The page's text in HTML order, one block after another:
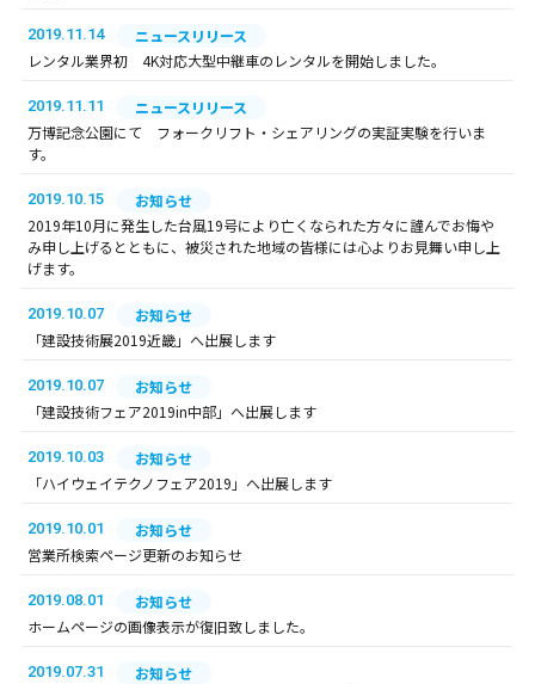
2019.11.14
ニュースリリース
レンタル業界初 4K対応大型中継車のレンタルを開始しました。
2019.11.11
ニュースリリース
万博記念公園にて フォークリフト・シェアリングの実証実験を行いま
す。
2019.10.15
お知らせ
2019年10月に発生した台風19号により亡くなられた方々に謹んでお悔や
み申し上げるとともに、被災された地域の皆様には心よりお見舞い申し上
げます。
2019.10.07
お知らせ
「建設技術展2019近畿」へ出展します
2019.10.07
お知らせ
「建設技術フェア2019in中部」へ出展します
2019.10.03
お知らせ
「ハイウェイテクノフェア2019」へ出展します
2019.10.01
お知らせ
営業所検索ページ更新のお知らせ
2019.08.01
お知らせ
ホームページの画像表示が復旧致しました。
2019.07.31
お知らせ